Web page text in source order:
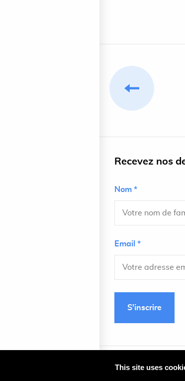
Recevez nos
Nom *
Email *
S'inscrire
This site uses